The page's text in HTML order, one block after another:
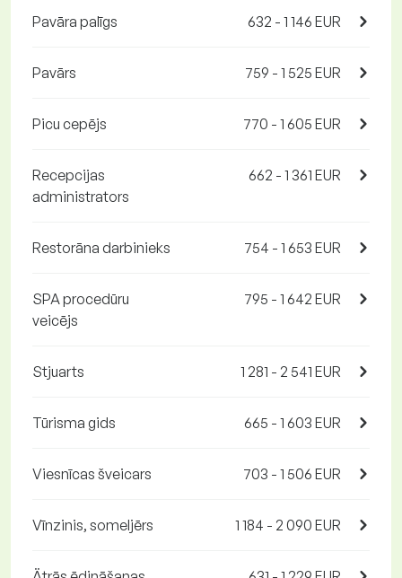
Pavāra palīgs 632 - 1 146 EUR
Pavārs 759 - 1 525 EUR
Picu cepējs 770 - 1 605 EUR
Recepcijas
administrators
662 - 1 361 EUR
Restorāna darbinieks 754 - 1 653 EUR
SPA procedūru
veicējs
795 - 1 642 EUR
Stjuarts 1 281 - 2 541 EUR
Tūrisma gids 665 - 1 603 EUR
Viesnīcas šveicars 703 - 1 506 EUR
Vīnzinis, someljērs 1 184 - 2 090 EUR